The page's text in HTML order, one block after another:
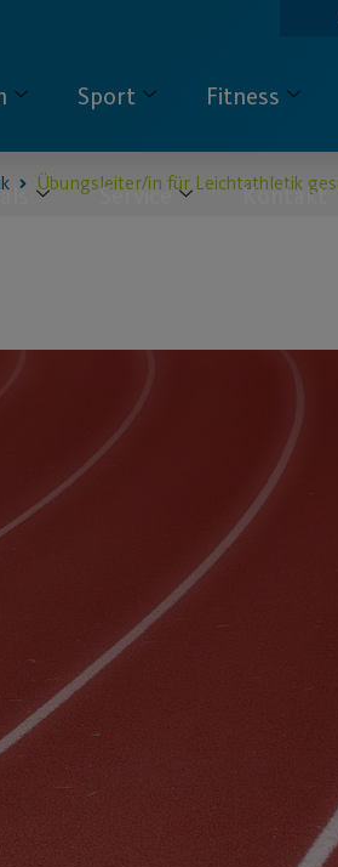
Sport Fitness
Service Kontakt
Übungsleiter/in für Leichtathletik